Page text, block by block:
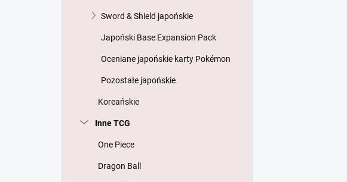
Sword & Shield japońskie
Japoński Base Expansion Pack
Oceniane japońskie karty Pokémon
Pozostałe japońskie
Koreańskie
Inne TCG
One Piece
Dragon Ball